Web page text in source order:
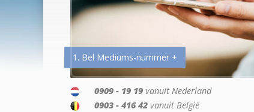
1. Bel Mediums-nummer +
0909 - 19 19 vanuit Nederland
0903 - 416 42 vanuit België